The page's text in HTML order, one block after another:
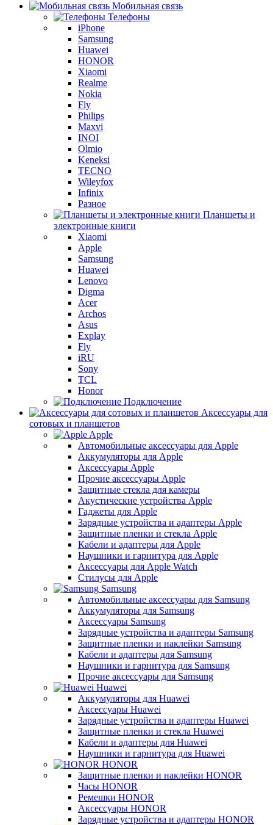
Мобильная связь
Телефоны
iPhone
Samsung
Huawei
HONOR
Xiaomi
Realme
Nokia
Fly
Philips
Maxvi
INOI
Olmio
Keneksi
TECNO
Wileyfox
Infinix
Разное
Планшеты и
электронные книги
Xiaomi
Apple
Samsung
Huawei
Lenovo
Digma
Acer
Archos
Asus
Explay
Fly
iRU
Sony
TCL
Honor
Подключение
Аксессуары для
сотовых и планшетов
Apple
Автомобильные аксессуары для Apple
Аккумуляторы для Apple
Аксессуары Apple
Прочие аксессуары Apple
Защитные стекла для камеры
Акустические устройства Apple
Гаджеты для Apple
Зарядные устройства и адаптеры Apple
Защитные пленки и стекла Apple
Кабели и адаптеры для Apple
Наушники и гарнитура для Apple
Аксессуары для Apple Watch
Стилусы для Apple
Samsung
Автомобильные аксессуары для Samsung
Аккумуляторы для Samsung
Аксессуары Samsung
Зарядные устройства и адаптеры Samsung
Защитные пленки и наклейки Samsung
Кабели и адаптеры для Samsung
Наушники и гарнитура для Samsung
Прочие аксессуары для Samsung
Huawei
Аккумуляторы для Huawei
Аксессуары Huawei
Зарядные устройства и адаптеры Huawei
Защитные пленки и стекла Huawei
Кабели и адаптеры для Huawei
Наушники и гарнитура для Huawei
HONOR
Защитные пленки и наклейки HONOR
Часы HONOR
Ремешки HONOR
Аксессуары HONOR
Зарядные устройства и адаптеры HONOR